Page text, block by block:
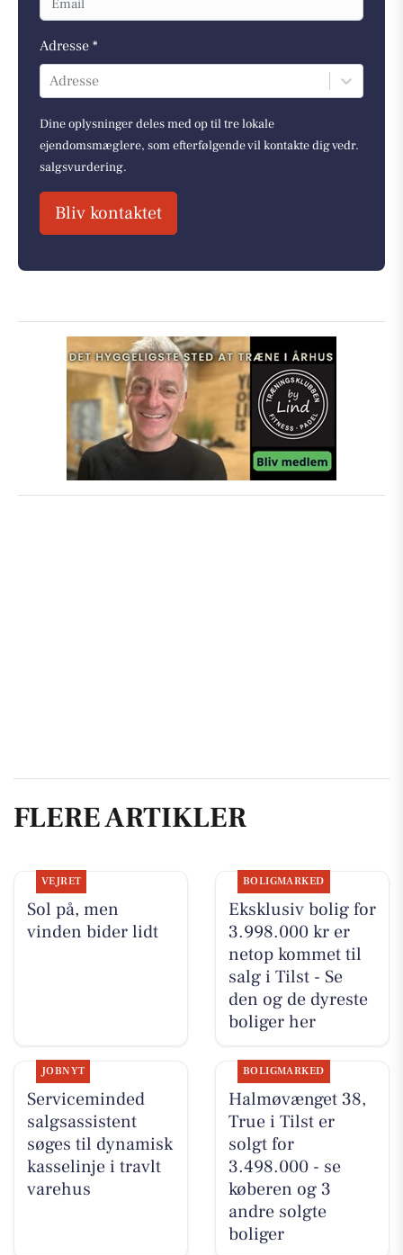
Adresse *
Adresse
Dine oplysninger deles med op til tre lokale
ejendomsmæglere, som efterfølgende vil kontakte dig vedr.
salgsvurdering.
Bliv kontaktet
FLERE ARTIKLER
VEJRET
Sol på, men
vinden bider lidt
BOLIGMARKED
Eksklusiv bolig for
3.998.000 kr er
netop kommet til
salg i Tilst - Se
den og de dyreste
boliger her
JOBNYT
Serviceminded
salgsassistent
søges til dynamisk
kasselinje i travlt
varehus
BOLIGMARKED
Halmøvænget 38,
True i Tilst er
solgt for
3.498.000 - se
køberen og 3
andre solgte
boliger